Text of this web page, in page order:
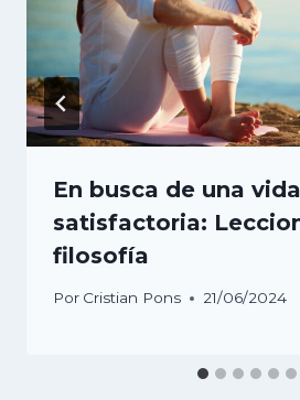
En busca de una vida
satisfactoria:
filosofía
Por Cristian Pons 21/06/2024